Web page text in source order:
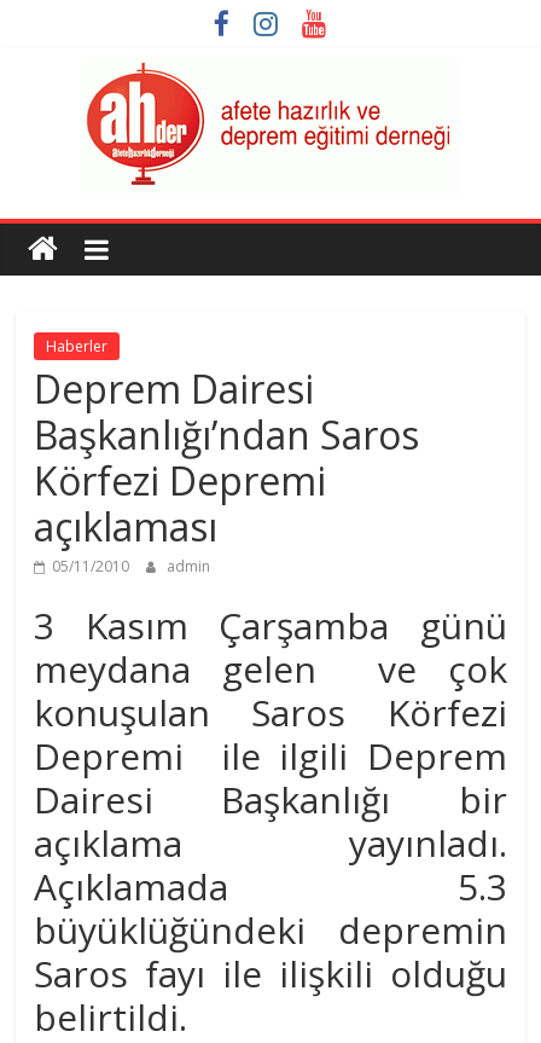
AHDER
Afete
ve
Deprem
Eğitimi
Derneği
Haberler
Deprem Dairesi
Başkanlığı’ndan Saros
Körfezi Depremi
açıklaması
05/11/2010 admin
3 Kasım Çarşamba günü
meydana gelen ve çok
konuşulan Saros Körfezi
Depremi ile ilgili Deprem
Dairesi Başkanlığı bir
açıklama yayınladı.
Açıklamada 5.3
büyüklüğündeki depremin
Saros fayı ile ilişkili olduğu
belirtildi.